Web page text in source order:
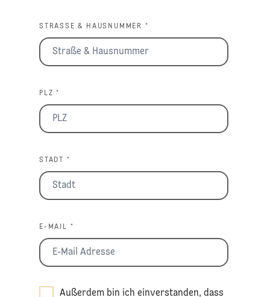
STRASSE & HAUSNUMMER *
PLZ *
STADT *
E-MAIL *
Außerdem bin ich einverstanden, dass